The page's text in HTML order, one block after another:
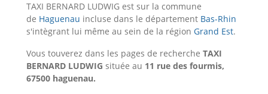
TAXI BERNARD LUDWIG est sur la commune
de Haguenau incluse dans le département Bas-Rhin
s'intègrant lui même au sein de la région Grand Est.
Vous touverez dans les pages de recherche TAXI
BERNARD LUDWIG située au 11 rue des fourmis,
67500 haguenau.